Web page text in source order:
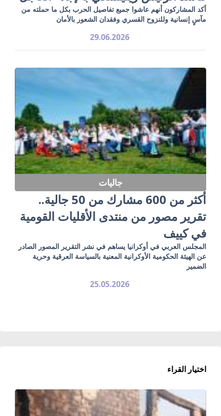
أكد المشاركون أنهم عاشوا جميع تفاصيل الحرب بكل ما حملته من
مآسٍ إنسانية وللنزوح القسري وفقدان الشعور بالأمان
29.06.2026
جاليات
أكثر من 600 مشارك من 50 جالية..
تقرير مصور من منتدى الأقليات القومية
في كييف
المجلس العربي في أوكرانيا يساهم في نشر التقرير المصور الصادر
عن الهيئة الحكومية الأوكرانية المعنية بالسياسة العرقية وحرية
الضمير
25.05.2026
اختيار القراء